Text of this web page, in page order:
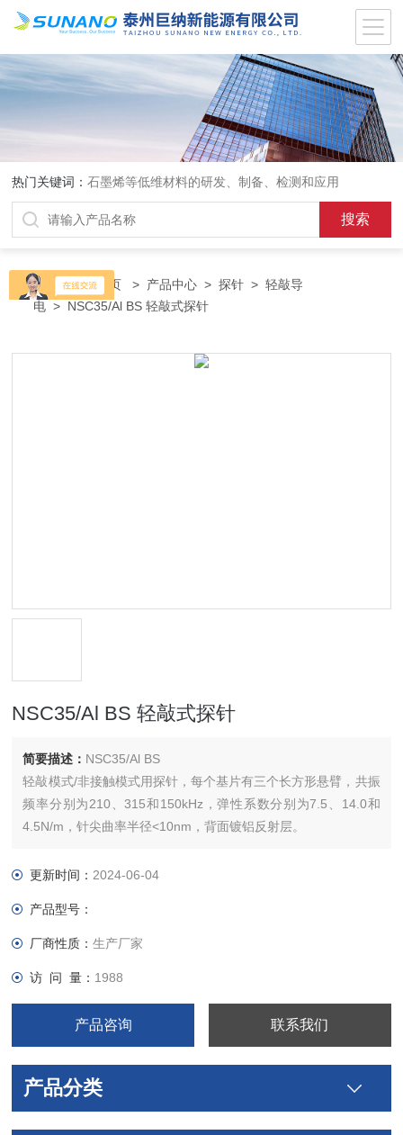
热门关键词：石墨烯等低维材料的研发、制备、检测和应用
当前位置：首页 > 产品中心 >探针 >轻敲导
电 > NSC35/Al BS 轻敲式探针
NSC35/Al BS 轻敲式探针
简要描述： NSC35/Al BS
轻敲模式/非接触模式用探针，每个基片有三个长方形悬臂，共振
频率分别为210、315和150kHz，弹性系数分别为7.5、14.0和
4.5N/m，针尖曲率半径<10nm，背面镀铝反射层。
更新时间： 2024-06-04
产品型号：
厂商性质：生产厂家
访 问 量： 1988
产品咨询 联系我们
产品分类